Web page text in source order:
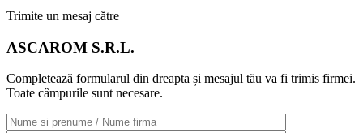
Trimite un mesaj către
ASCAROM S.R.L.
Completează formularul din dreapta și mesajul tău va fi trimis firmei.
Toate câmpurile sunt necesare.